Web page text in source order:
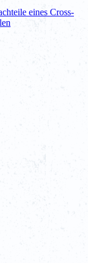
eines Cross-